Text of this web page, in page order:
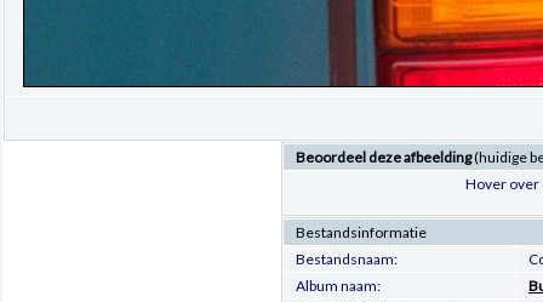
Beoordeel deze afbeelding(huidige
Hover over
Bestandsinformatie
Bestandsnaam:
Album naam: